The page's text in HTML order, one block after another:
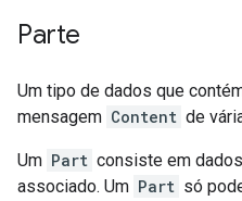
Parte
Um tipo de dados que
mensagem Content de
Um Part consiste em
associado. Um Part só